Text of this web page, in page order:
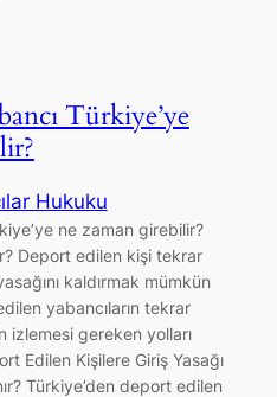
Türkiye’ye
Hukuku
ne zaman girebilir?
Deport edilen kişi tekrar
kaldırmak mümkün
yabancıların tekrar
izlemesi gereken yolları
Edilen Kişilere Giriş Yasağı
Türkiye’den deport edilen